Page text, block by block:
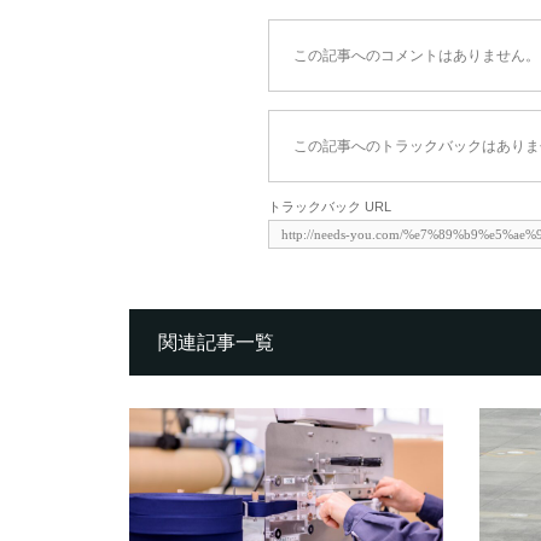
この記事へのコメントはありません。
この記事へのトラックバックはあり
トラックバック URL
関連記事一覧